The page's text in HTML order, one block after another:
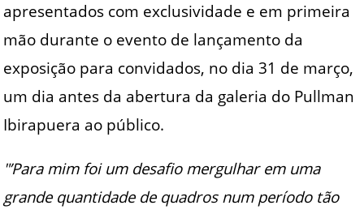
apresentados com exclusividade e em primeira
mão durante o evento de lançamento da
exposição para convidados, no dia 31 de março,
um dia antes da abertura da galeria do Pullman
Ibirapuera ao público.
"’Para mim foi um desafio mergulhar em uma
grande quantidade de quadros num período tão